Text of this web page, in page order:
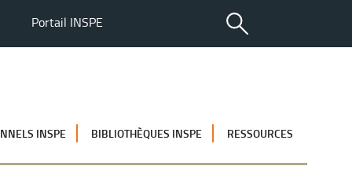
Portail INSPE
INSPE BIBLIOTHÈQUES INSPE RESSOURCES